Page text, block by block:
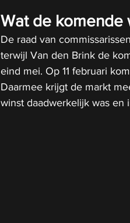
Wat de komende
De raad van
terwijl Van den Brink de
eind mei. Op 11 februari
Daarmee krijgt de markt
winst daadwerkelijk was en